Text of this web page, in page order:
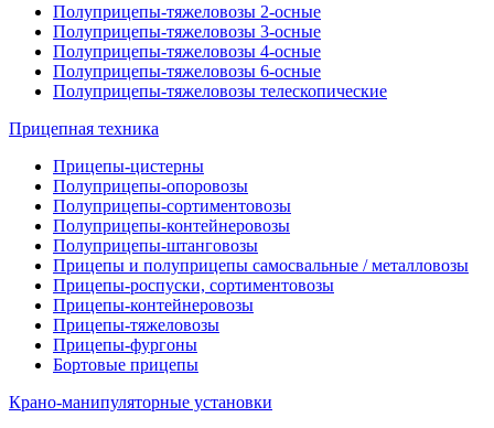
Полуприцепы-тяжеловозы 2-осные
Полуприцепы-тяжеловозы 3-осные
Полуприцепы-тяжеловозы 4-осные
Полуприцепы-тяжеловозы 6-осные
Полуприцепы-тяжеловозы телескопические
Прицепная техника
Прицепы-цистерны
Полуприцепы-опоровозы
Полуприцепы-сортиментовозы
Полуприцепы-контейнеровозы
Полуприцепы-штанговозы
Прицепы и полуприцепы самосвальные / металловозы
Прицепы-роспуски, сортиментовозы
Прицепы-контейнеровозы
Прицепы-тяжеловозы
Прицепы-фургоны
Бортовые прицепы
Крано-манипуляторные установки